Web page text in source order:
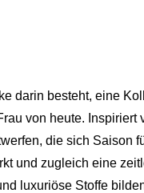
darin besteht, eine
von heute. Inspiriert
die sich Saison
und zugleich eine
luxuriöse Stoffe